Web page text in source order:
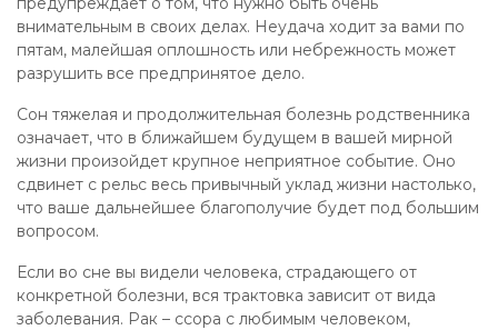
внимательным в своих делах. Неудача ходит за вами по
пятам, малейшая оплошность или небрежность может
разрушить все предпринятое дело.
Сон тяжелая и продолжительная болезнь родственника
означает, что в ближайшем будущем в вашей мирной
жизни произойдет крупное неприятное событие. Оно
сдвинет с рельс весь привычный уклад жизни настолько,
что ваше дальнейшее благополучие будет под большим
вопросом.
Если во сне вы видели человека, страдающего от
конкретной болезни, вся трактовка зависит от вида
заболевания. Рак – ссора с любимым человеком,